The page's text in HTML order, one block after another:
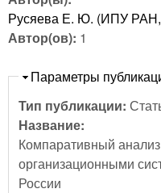
Русяева Е. Ю. (ИПУ РАН,
Автор(ов): 1
Скрыть
Параметры
Тип публикации:
Название:
Компаративный
организационными
России